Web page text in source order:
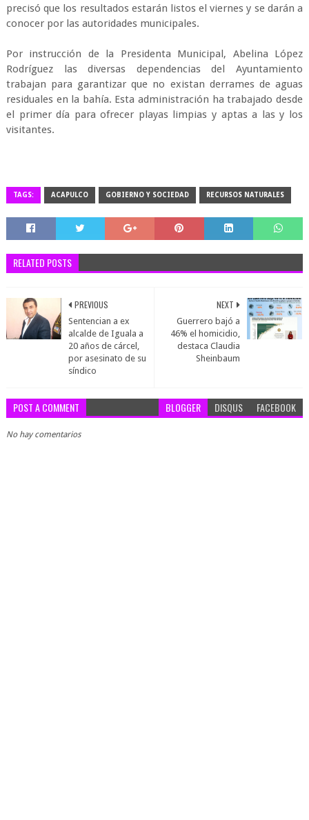
precisó que los resultados estarán listos el viernes y se darán a
conocer por las autoridades municipales.
Por instrucción de la Presidenta Municipal, Abelina López
Rodríguez las diversas dependencias del Ayuntamiento
trabajan para garantizar que no existan derrames de aguas
residuales en la bahía. Esta administración ha trabajado desde
el primer día para ofrecer playas limpias y aptas a las y los
visitantes.
TAGS: ACAPULCO GOBIERNO Y SOCIEDAD RECURSOS NATURALES
RELATED POSTS
NEXT
Guerrero bajó a
46% el homicidio,
destaca Claudia
Sheinbaum
PREVIOUS
Sentencian a ex
alcalde de Iguala a
20 años de cárcel,
por asesinato de su
síndico
POST A COMMENT BLOGGER DISQUS FACEBOOK
No hay comentarios